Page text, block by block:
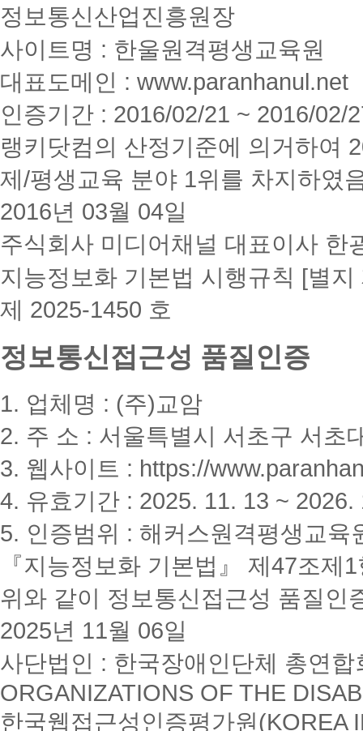
정보통신산업진흥원장
사이트명 : 한울원격평생교육원
대표도메인 : www.paranhanul.net
인증기간 : 2016/02/21 ~ 2016/02/
랭키닷컴의 산정기준에 의거하여
제/평생교육 분야 1위를 차지하였
2016년 03월 04일
주식회사 미디어채널 대표이사 한
지능정보화 기본법 시행규칙 [별지
제 2025-1450 호
정보통신접근성 품질인증
1. 업체명 : (주)교암
2. 주 소 : 서울특별시 서초구 서초
3. 웹사이트 : https://
4. 유효기간 : 2025. 11. 13 ~ 2026.
5. 인증범위 : 해커스원격평생교육
『지능정보화 기본법』 제47조
위와 같이 정보통신접근성 품질인
2025년 11월 06일
사단법인 : 한국장애인단체 총연
ORGANIZATIONS OF THE
한국웹접근성인증평가원(KOREA